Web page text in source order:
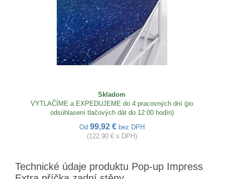
Skladom
VYTLAČÍME a EXPEDUJEME do 4 pracovných dní (po
odsúhlasení tlačových dát do 12:00 hodín)
Od 99,92 € bez DPH
(122,90 € s DPH)
Technické údaje produktu Pop-up Impress